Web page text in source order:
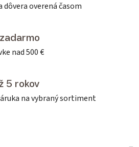
dôvera overená časom
nad 500 €
5 rokov
na vybraný sortiment